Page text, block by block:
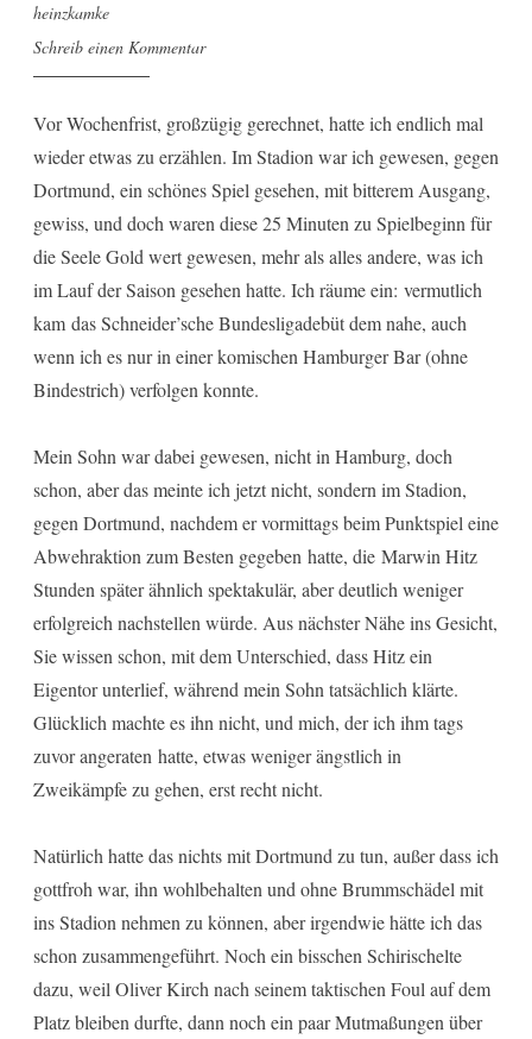
heinzkamke
Schreib einen Kommentar
Vor Wochenfrist, großzügig gerechnet, hatte ich endlich mal
wieder etwas zu erzählen. Im Stadion war ich gewesen, gegen
Dortmund, ein schönes Spiel gesehen, mit bitterem Ausgang,
gewiss, und doch waren diese 25 Minuten zu Spielbeginn für
die Seele Gold wert gewesen, mehr als alles andere, was ich
im Lauf der Saison gesehen hatte. Ich räume ein: vermutlich
kam das Schneider’sche Bundesligadebüt dem nahe, auch
wenn ich es nur in einer komischen Hamburger Bar (ohne
Bindestrich) verfolgen konnte.
Mein Sohn war dabei gewesen, nicht in Hamburg, doch
schon, aber das meinte ich jetzt nicht, sondern im Stadion,
gegen Dortmund, nachdem er vormittags beim Punktspiel eine
Abwehraktion zum Besten gegeben hatte, die Marwin Hitz
Stunden später ähnlich spektakulär, aber deutlich weniger
erfolgreich nachstellen würde. Aus nächster Nähe ins Gesicht,
Sie wissen schon, mit dem Unterschied, dass Hitz ein
Eigentor unterlief, während mein Sohn tatsächlich klärte.
Glücklich machte es ihn nicht, und mich, der ich ihm tags
zuvor angeraten hatte, etwas weniger ängstlich in
Zweikämpfe zu gehen, erst recht nicht.
Natürlich hatte das nichts mit Dortmund zu tun, außer dass ich
gottfroh war, ihn wohlbehalten und ohne Brummschädel mit
ins Stadion nehmen zu können, aber irgendwie hätte ich das
schon zusammengeführt. Noch ein bisschen Schirischelte
dazu, weil Oliver Kirch nach seinem taktischen Foul auf dem
Platz bleiben durfte, dann noch ein paar Mutmaßungen über